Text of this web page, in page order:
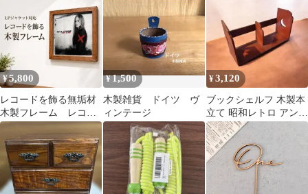
¥5,800
レコードを飾る無垢材
木製フレーム レコー
ドラック 収納 額
縁 壁掛け
¥1,500
木製雑貨 ドイツ ヴ
ィンテージ
¥3,120
ブックシェルフ 木製本
立て 昭和レトロ アンテ
ィーク ナチュラル 自然
派